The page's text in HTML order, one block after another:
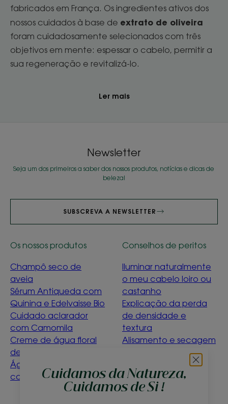
fabricados em França. Os ingredientes ativos dos
nossos cuidados à base de extrato de oliveira
foram cuidadosamente selecionados com três
objetivos em mente: espessar o cabelo, permitir a
sua regeneração e revitalizá-lo.
Ler mais
Cuidamos da Natureza,
Cuidamos de Si !
Newsletter
Seja um dos primeiros a saber dos nossos produtos, notícias e dicas de
beleza!
SUBSCREVA A NEWSLETTER
Os nossos produtos
Champô seco de
aveia
Sérum Antiqueda com
Quinina e Edelvaisse Bio
Cuidado aclarador
com Camomila
Creme de água floral
de ciano bio
Água de limpeza de
calêndula para bebés
Conselhos de peritos
Iluminar naturalmente
o meu cabelo loiro ou
castanho
Explicação da perda
de densidade e
textura
Alisamento e secagem
Aquatique
O que significa ser